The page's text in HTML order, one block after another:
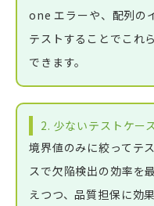
one エラーや、配列の
テストすることでこれ
できます。
2. 少ないテストケー
境界値のみに絞ってテ
スで欠陥検出の効率を
えつつ、品質担保に効果